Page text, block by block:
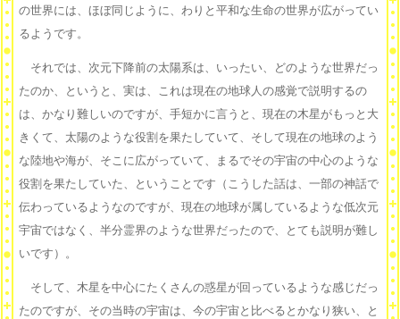
の世界には、ほぼ同じように、わりと平和な生命の世界が広がってい
るようです。
それでは、次元下降前の太陽系は、いったい、どのような世界だっ
たのか、というと、実は、これは現在の地球人の感覚で説明するの
は、かなり難しいのですが、手短かに言うと、現在の木星がもっと大
きくて、太陽のような役割を果たしていて、そして現在の地球のよう
な陸地や海が、そこに広がっていて、まるでその宇宙の中心のような
役割を果たしていた、ということです（こうした話は、一部の神話で
伝わっているようなのですが、現在の地球が属しているような低次元
宇宙ではなく、半分霊界のような世界だったので、とても説明が難し
いです）。
そして、木星を中心にたくさんの惑星が回っているような感じだっ
たのですが、その当時の宇宙は、今の宇宙と比べるとかなり狭い、と